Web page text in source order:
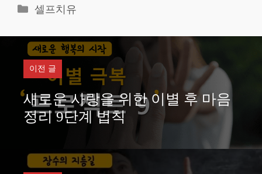
카
고
리
셀프치유
이전 글
새로운 사랑을 위한 이별 후 마음
정리 9단계 법칙